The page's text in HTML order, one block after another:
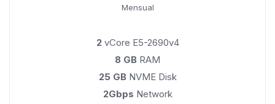
Mensual
2vCore E5-2690v4
8 GB RAM
25 GBNVME Disk
2Gbps Network